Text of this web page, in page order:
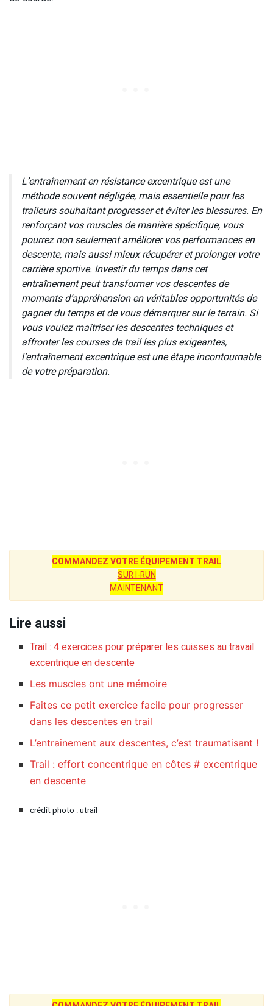
L’entraînement en résistance excentrique est une
méthode souvent négligée, mais essentielle pour les
traileurs souhaitant progresser et éviter les blessures. En
renforçant vos muscles de manière spécifique, vous
pourrez non seulement améliorer vos performances en
descente, mais aussi mieux récupérer et prolonger votre
carrière sportive. Investir du temps dans cet
entraînement peut transformer vos descentes de
moments d’appréhension en véritables opportunités de
gagner du temps et de vous démarquer sur le terrain. Si
vous voulez maîtriser les descentes techniques et
affronter les courses de trail les plus exigeantes,
l’entraînement excentrique est une étape incontournable
de votre préparation.
COMMANDEZ VOTRE ÉQUIPEMENT TRAIL
SUR I-RUN
MAINTENANT
Lire aussi
Trail : 4 exercices pour préparer les cuisses au travail
excentrique en descente
Les muscles ont une mémoire
Faites ce petit exercice facile pour progresser
dans les descentes en trail
L’entrainement aux descentes, c’est traumatisant !
Trail : effort concentrique en côtes # excentrique
en descente
crédit photo : utrail